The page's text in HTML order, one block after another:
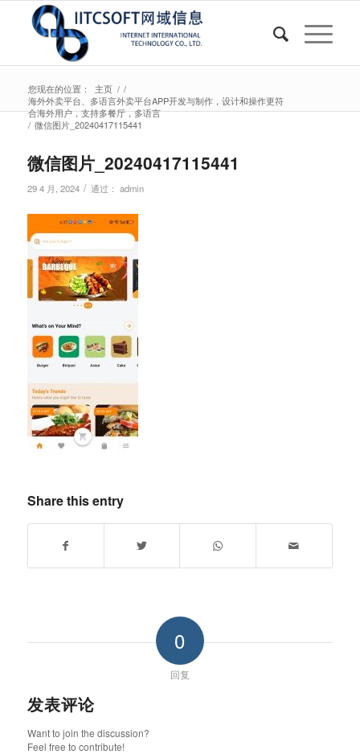
您现在的位置： 主页 / /
海外外卖平台、多语言外卖平台APP开发与制作，设计和操作更符
合海外用户，支持多餐厅，多语言
/ 微信图片_20240417115441
微信图片_20240417115441
29 4 月, 2024 / 通过： admin
Share this entry
0
回复
发表评论
Want to join the discussion?
Feel free to contribute!